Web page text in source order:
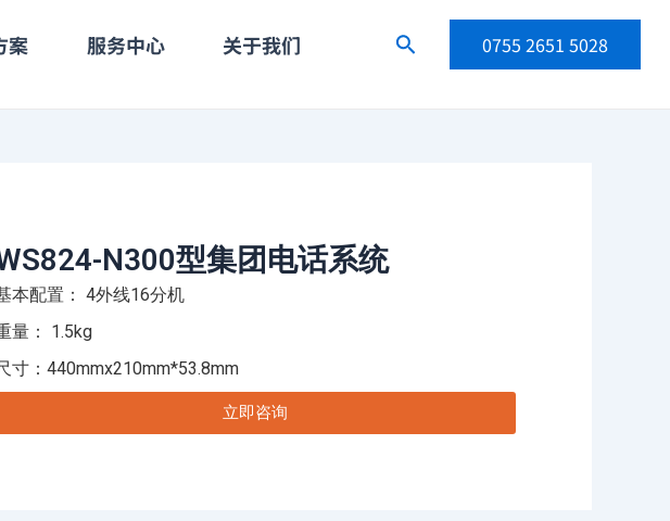
案 服务中心 关于我们
搜
0755 2651 5028
N300型集团电话系统
本配置： 4外线16分机
量： 1.5kg
寸：440mmx210mm*53.8mm
立即咨询